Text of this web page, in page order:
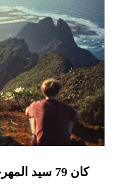
كان 79 سيد